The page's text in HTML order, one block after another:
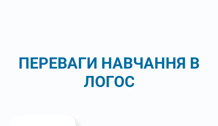
ПЕРЕВАГИ НАВЧАННЯ В
ЛОГОС